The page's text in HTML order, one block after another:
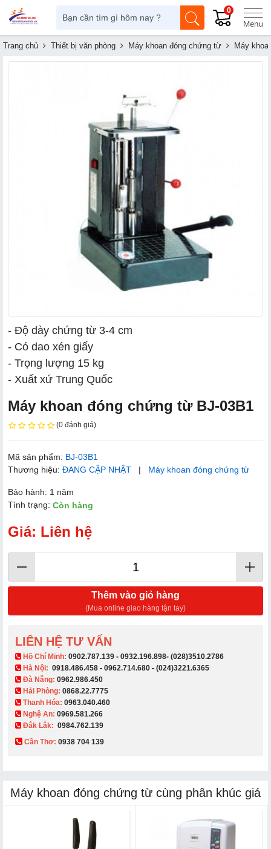
0
Trang chủ Thiết bị văn phòng Máy khoan đóng chứng từ Máy
- Độ dày chứng từ 3-4 cm
- Có dao xén giấy
- Trọng lượng 15 kg
- Xuất xứ Trung Quốc
Máy khoan đóng chứng từ BJ-03B1
(0 đánh giá)
Mã sản phẩm: BJ-03B1
Thương hiệu: ĐANG CẬP NHẬT | Máy khoan đóng chứng từ
Bảo hành: 1 năm
Tình trạng: Còn hàng
Giá: Liên hệ
Thêm vào giỏ hàng
(Mua online giao hàng tận tay)
LIÊN HỆ TƯ VẤN
​ Hồ Chí Minh: 0902.787.139 - 0932.196.898- (028)3510.2786
Hà Nội: 0918.486.458 - 0962.714.680 - (024)3221.6365
Đà Nẵng: 0962.986.450
Hải Phòng: 0868.22.7775
Thanh Hóa: 0963.040.460
Nghệ An: 0969.581.266
Đắk Lắk: 0984.762.139
Cần Thơ: 0938 704 139​
Máy khoan đóng chứng từ cùng phân khúc giá